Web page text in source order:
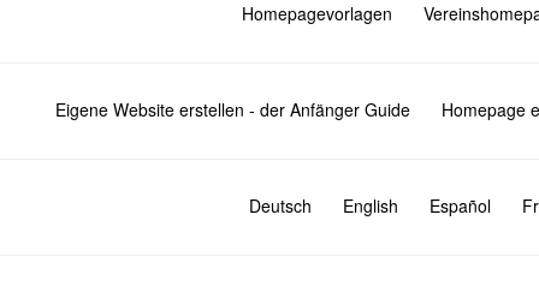
Homepagevorlagen
Eigene Website erstellen - der Anfänger Guide Homepage
Deutsch English Español